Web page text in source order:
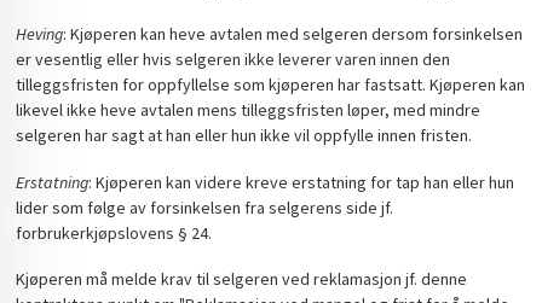
Heving: Kjøperen kan heve avtalen med selgeren dersom forsinkelsen
er vesentlig eller hvis selgeren ikke leverer varen innen den
tilleggsfristen for oppfyllelse som kjøperen har fastsatt. Kjøperen kan
likevel ikke heve avtalen mens tilleggsfristen løper, med mindre
selgeren har sagt at han eller hun ikke vil oppfylle innen fristen.
Erstatning: Kjøperen kan videre kreve erstatning for tap han eller hun
lider som følge av forsinkelsen fra selgerens side jf.
forbrukerkjøpslovens § 24.
Kjøperen må melde krav til selgeren ved reklamasjon jf. denne